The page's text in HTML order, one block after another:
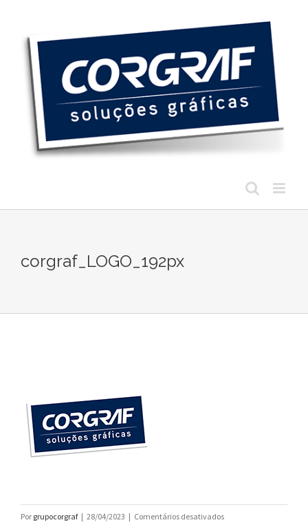
conteúdo
corgraf_LOGO_192px
Por grupocorgraf | 28/04/2023 | Comentários desativadosem